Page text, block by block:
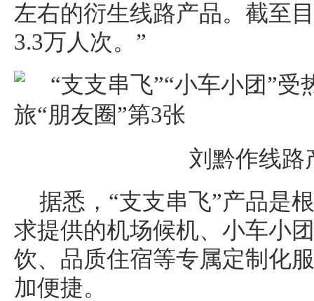
左右的衍生线路产品。截至
3.3万人次。”
刘黔作线路
据悉，“支支串飞”产品是
求提供的机场候机、小车小
饮、品质住宿等专属定制化
加便捷。